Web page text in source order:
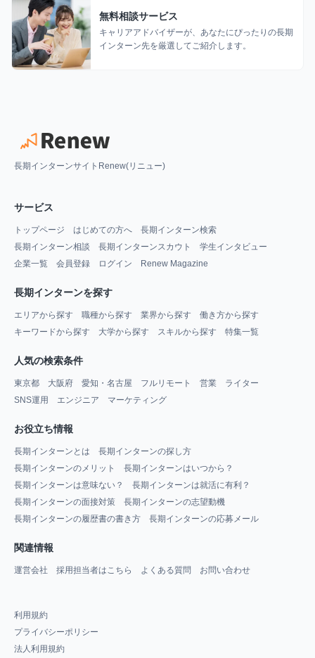
無料相談サービス
キャリアアドバイザーが、あなたにぴったりの長期
インターン先を厳選してご紹介します。
長期インターンサイトRenew(リニュー)
サービス
トップページ はじめての方へ
長期インターン検索
長期インターン相談
長期インターンスカウト
学生インタビュー
企業一覧
会員登録 ログイン Renew Magazine
長期インターンを探す
エリアから探す 職種から探す 業界から探す
働き方から探す
キーワードから探す
大学から探す スキルから探す 特集一覧
人気の検索条件
東京都 大阪府 愛知・名古屋 フルリモート 営業
ライター
SNS運用
エンジニア マーケティング
お役立ち情報
長期インターンとは
長期インターンの探し方
長期インターンのメリット
長期インターンはいつから？
長期インターンは意味ない？
長期インターンは就活に有利？
長期インターンの面接対策
長期インターンの志望動機
長期インターンの履歴書の書き方
長期インターンの応募メール
関連情報
運営会社 採用担当者はこちら よくある質問 お問い合わせ
利用規約
プライバシーポリシー
法人利用規約